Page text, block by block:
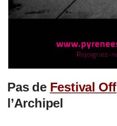
Pas de Festival Off
l’Archipel